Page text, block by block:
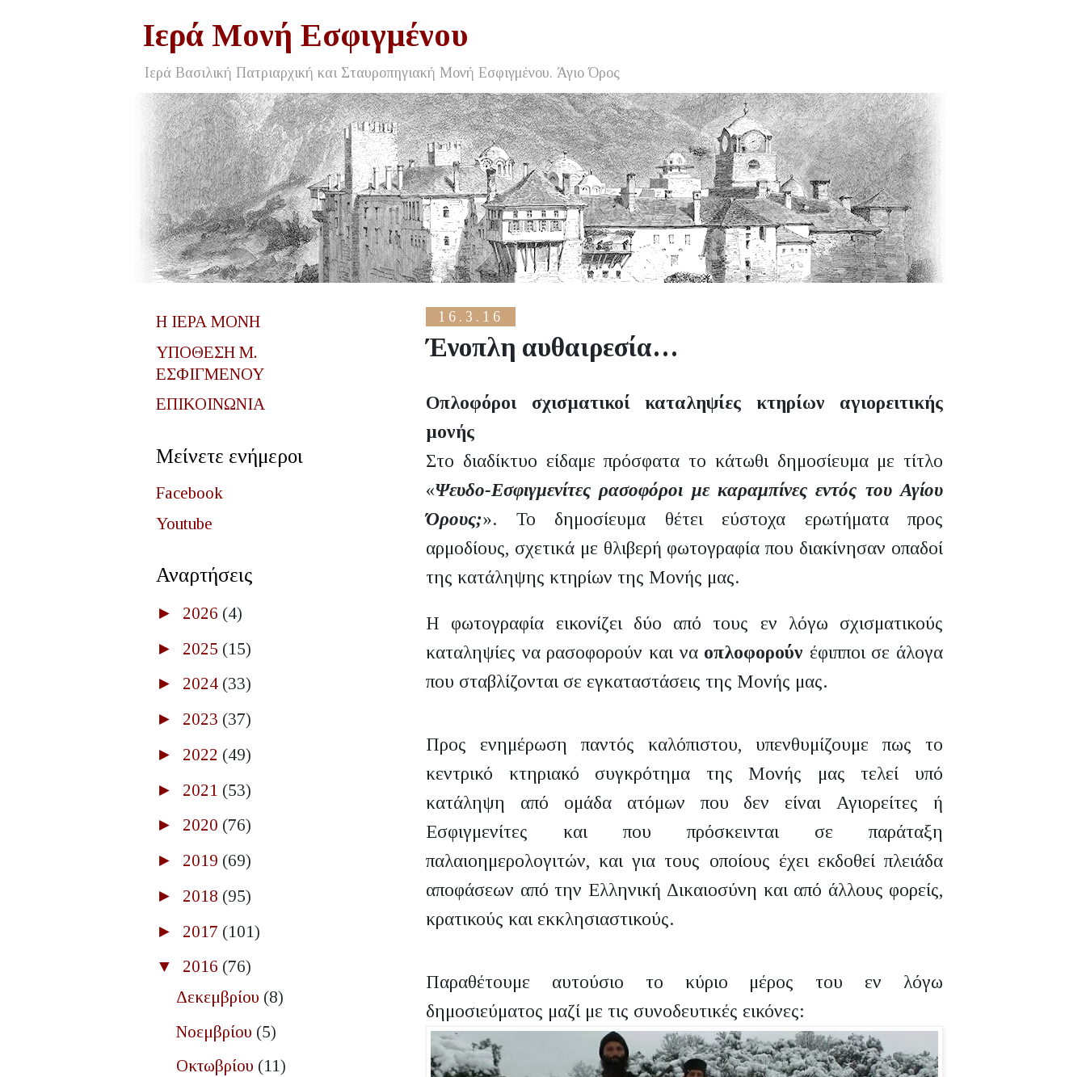
Ιερά Μονή Εσφιγμένου
Ιερά Βασιλική Πατριαρχική και Σταυροπηγιακή Μονή Εσφιγμένου. Άγιο Όρος
16.3.16
Ένοπλη αυθαιρεσία…
Οπλοφόροι σχισματικοί καταληψίες κτηρίων αγιορειτικής
μονής
Στο διαδίκτυο είδαμε πρόσφατα το κάτωθι δημοσίευμα με τίτλο
«Ψευδο-Εσφιγμενίτες ρασοφόροι με καραμπίνες εντός του Αγίου
Όρους;». Το δημοσίευμα θέτει εύστοχα ερωτήματα προς
αρμοδίους, σχετικά με θλιβερή φωτογραφία που διακίνησαν οπαδοί
της κατάληψης κτηρίων της Μονής μας.
Η φωτογραφία εικονίζει δύο από τους εν λόγω σχισματικούς
καταληψίες να ρασοφορούν και να οπλοφορούν έφιπποι σε άλογα
που σταβλίζονται σε εγκαταστάσεις της Μονής μας.
Προς ενημέρωση παντός καλόπιστου, υπενθυμίζουμε πως το
κεντρικό κτηριακό συγκρότημα της Μονής μας τελεί υπό
κατάληψη από ομάδα ατόμων που δεν είναι Αγιορείτες ή
Εσφιγμενίτες και που πρόσκεινται σε παράταξη
παλαιοημερολογιτών, και για τους οποίους έχει εκδοθεί πλειάδα
αποφάσεων από την Ελληνική Δικαιοσύνη και από άλλους φορείς,
κρατικούς και εκκλησιαστικούς.
Παραθέτουμε αυτούσιο το κύριο μέρος του εν λόγω
δημοσιεύματος μαζί με τις συνοδευτικές εικόνες:
Η ΙΕΡΑ ΜΟΝΗ
ΥΠΟΘΕΣΗ Μ.
ΕΣΦΙΓΜΕΝΟΥ
ΕΠΙΚΟΙΝΩΝΙΑ
Μείνετε ενήμεροι
Facebook
Youtube
Αναρτήσεις
► 2026 (4)
► 2025 (15)
► 2024 (33)
► 2023 (37)
► 2022 (49)
► 2021 (53)
► 2020 (76)
► 2019 (69)
► 2018 (95)
► 2017 (101)
▼ 2016 (76)
Δεκεμβρίου (8)
Νοεμβρίου (5)
Οκτωβρίου (11)